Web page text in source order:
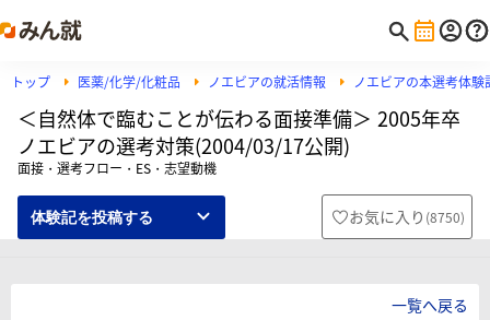
トップ 医薬/化学/化粧品 ノエビアの就活情報 ノエビアの本選考体験
＜自然体で臨むことが伝わる面接準備＞ 2005年卒
ノエビアの選考対策(2004/03/17公開)
面接・選考フロー・ES・志望動機
体験記を投稿する お気に入り (8750)
一覧へ戻る